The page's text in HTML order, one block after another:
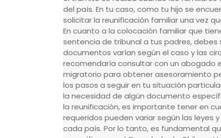
del país. En tu caso, como tu hijo se
solicitar la reunificación familiar una vez
En cuanto a la colocación familiar que
sentencia de tribunal a tus padres, debes
documentos varían según el caso y las
recomendaría consultar con un abogado
migratorio para obtener asesoramiento
los pasos a seguir en tu situación
la necesidad de algún documento
la reunificación, es importante tener en
requeridos pueden variar según las leyes
cada país. Por lo tanto, es fundamental